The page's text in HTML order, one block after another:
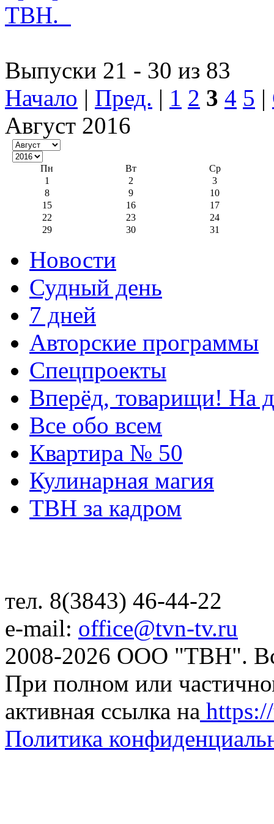
ТВН.
Выпуски 21 - 30 из 83
Начало | Пред. | 1 2 3 4 5 |
Август 2016
Пн Вт
Ср
1
2
3
8
9
10
15
16
17
22
23
24
29
30 31
Новости
Судный день
7 дней
Авторские программы
Спецпроекты
Вперёд, товарищи! На
Все обо всем
Квартира № 50
Кулинарная магия
ТВН за кадром
тел. 8(3843) 46-44-22
e-mail: office@tvn-tv.ru
2008-2026 ООО "ТВН".
При полном или
активная ссылка на
Политика